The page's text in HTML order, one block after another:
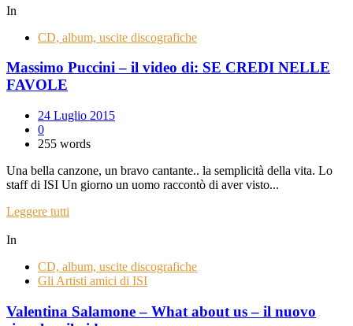
In
CD, album, uscite discografiche
Massimo Puccini – il video di: SE CREDI NELLE
FAVOLE
24 Luglio 2015
0
255 words
Una bella canzone, un bravo cantante.. la semplicità della vita. Lo
staff di ISI Un giorno un uomo raccontò di aver visto...
Leggere tutti
In
CD, album, uscite discografiche
Gli Artisti amici di ISI
Valentina Salamone – What about us – il nuovo